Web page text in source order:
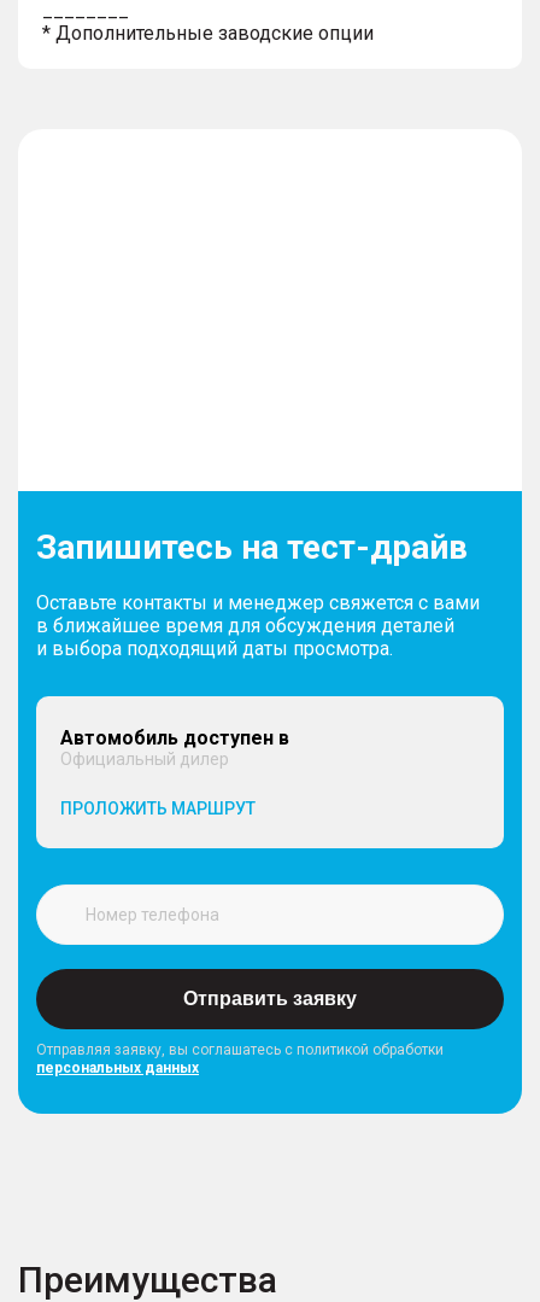
* Дополнительные заводские опции
Запишитесь на тест-драйв
Оставьте контакты и менеджер свяжется с вами
в ближайшее время для обсуждения деталей
и выбора подходящий даты просмотра.
Автомобиль доступен в
Официальный дилер
ПРОЛОЖИТЬ МАРШРУТ
Отправить заявку
Отправляя заявку, вы соглашатесь с политикой обработки
персональных данных
Преимущества